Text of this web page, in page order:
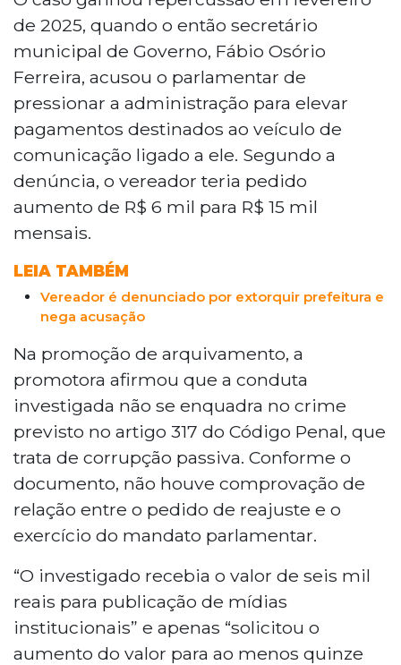
Rones Cézar Leal (PSDB), de Nova Alvorada do
Sul, acusado de corrupção passiva por
supostamente pressionar a prefeitura para
aumentar contrato de publicidade de R$ 6 mil
para R$ 15 mil mensais. A promotora concluiu
que a conduta não configura crime, pois não
houve vínculo entre o pedido e o exercício do
mandato. O arquivamento aguarda
homologação judicial.
de 2025, quando o então secretário
municipal de Governo, Fábio Osório
Ferreira, acusou o parlamentar de
pressionar a administração para elevar
pagamentos destinados ao veículo de
comunicação ligado a ele. Segundo a
denúncia, o vereador teria pedido
aumento de R$ 6 mil para R$ 15 mil
mensais.
LEIA TAMBÉM
Vereador é denunciado por extorquir prefeitura e
nega acusação
Na promoção de arquivamento, a
promotora afirmou que a conduta
investigada não se enquadra no crime
previsto no artigo 317 do Código Penal, que
trata de corrupção passiva. Conforme o
documento, não houve comprovação de
relação entre o pedido de reajuste e o
exercício do mandato parlamentar.
“O investigado recebia o valor de seis mil
reais para publicação de mídias
institucionais” e apenas “solicitou o
aumento do valor para ao menos quinze